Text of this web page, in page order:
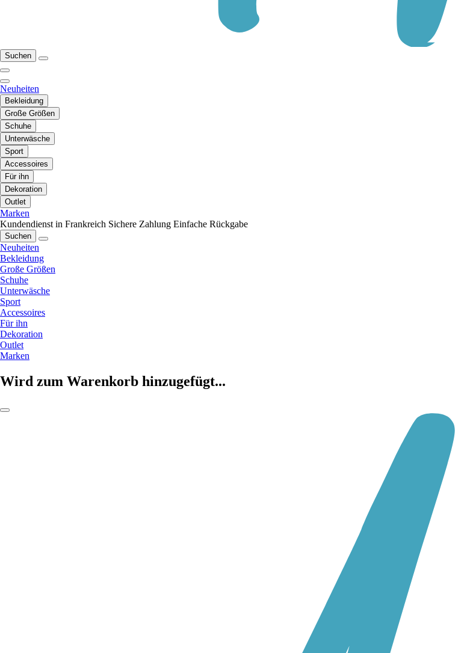
Suchen
Neuheiten
Bekleidung
Große Größen
Schuhe
Unterwäsche
Sport
Accessoires
Für ihn
Dekoration
Outlet
Marken
Kundendienst in Frankreich Sichere Zahlung Einfache Rückgabe
Suchen
Neuheiten
Bekleidung
Große Größen
Schuhe
Unterwäsche
Sport
Accessoires
Für ihn
Dekoration
Outlet
Marken
Wird zum Warenkorb hinzugefügt...